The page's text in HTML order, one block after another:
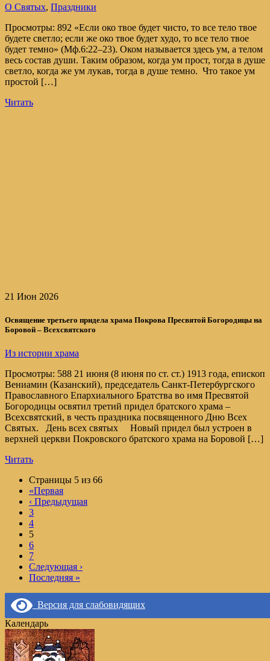
О Святых, Праздники
Просмотры: 892 «Если око твое будет чисто, то все тело твое
будете светло; если же око твое будет худо, то все тело твое
будет темно» (Мф.6:22–23). Оком называется здесь ум, а телом
весь состав души. Таким образом, когда ум прост, тогда в душе
светло, когда же ум лукав, тогда в душе темно. Что такое ум
простой […]
Читать
21 Июн 2026
Освящение третьего придела храма Покрова Пресвятой Богородицы на
Боровой – Всехсвятского
Из истории храма
Просмотры: 588 21 июня (8 июня по ст. ст.) 1913 года, епископ
Вениамин (Казанский), председатель Санкт-Петербургского
Православного Епархиального Братства во имя Пресвятой
Богородицы освятил третий придел братского храма –
Всехсвятский, в честь праздника посвященного Дню Всех
Святых. День всех святых Новый придел был устроен в
верхней церкви Покровского братского храма на Боровой […]
Читать
Page
navigation
Страницы 5 из 66
«Первая
‹ Предыдущая
страница
3
страница
4
Текущая
5
страница
6
страница
7
Следующая ›
Последняя »
Версия для слабовидящих
Календарь